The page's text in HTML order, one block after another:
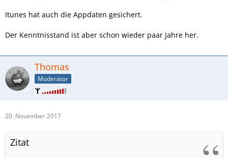
Itunes hat auch die Appdaten gesichert.
Der Kenntnisstand ist aber schon wieder paar Jahre her.
Thomas
Moderator
20. November 2017
Zitat